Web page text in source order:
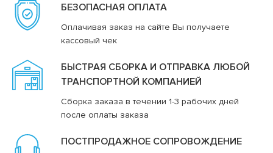
БЕЗОПАСНАЯ ОПЛАТА
Оплачивая заказ на сайте Вы получаете
кассовый чек
БЫСТРАЯ СБОРКА И ОТПРАВКА ЛЮБОЙ
ТРАНСПОРТНОЙ КОМПАНИЕЙ
Сборка заказа в течении 1-3 рабочих дней
после оплаты заказа
ПОСТПРОДАЖНОЕ СОПРОВОЖДЕНИЕ